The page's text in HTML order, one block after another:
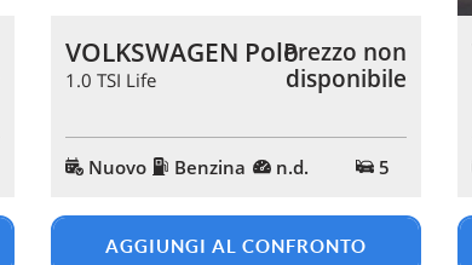
VOLKSWAGEN Polo
1.0 TSI Life
Prezzo non
disponibile
Nuovo Benzina n.d. 5
AGGIUNGI AL CONFRONTO